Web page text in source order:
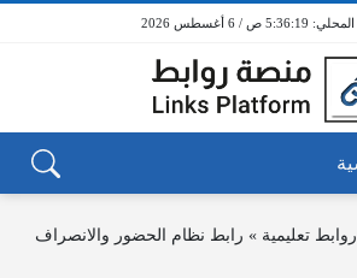
5:36:19 ص / 6 أغسطس 2026
روابط تعليمية » رابط نظام الحضور والانصراف